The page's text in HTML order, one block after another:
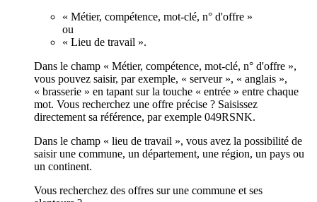
« Métier, compétence, mot-clé, n° d'offre »
ou
« Lieu de travail ».
Dans le champ « Métier, compétence, mot-clé, n° d'offre »,
vous pouvez saisir, par exemple, « serveur », « anglais »,
« brasserie » en tapant sur la touche « entrée » entre chaque
mot. Vous recherchez une offre précise ? Saisissez
directement sa référence, par exemple 049RSNK.
Dans le champ « lieu de travail », vous avez la possibilité de
saisir une commune, un département, une région, un pays ou
un continent.
Vous recherchez des offres sur une commune et ses